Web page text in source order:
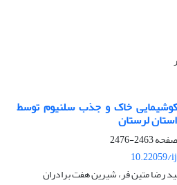
خاک و جذب سلنیوم توسط
لرستان
2463-2476
10.22059/
رضا متین فر، شیرین هفت برادران